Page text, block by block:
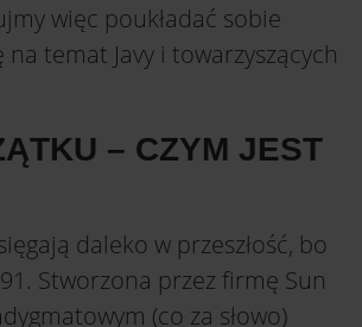
więc poukładać sobie
temat Javy i towarzyszących
– CZYM JEST
daleko w przeszłość, bo
Stworzona przez firmę Sun
(co za słowo)